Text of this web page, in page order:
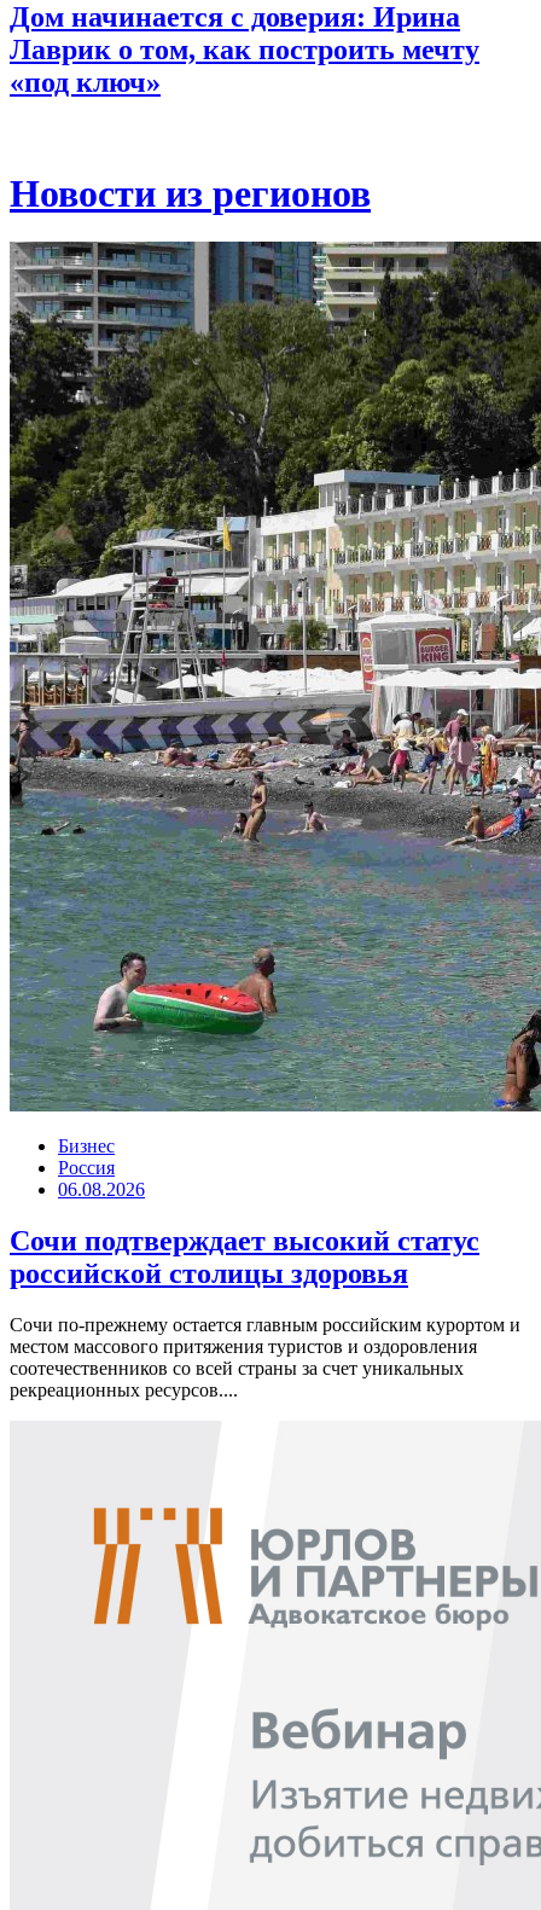
Дом начинается с доверия: Ирина
Лаврик о том, как построить мечту
«под ключ»
Новости из регионов
Бизнес
Россия
06.08.2026
Сочи подтверждает высокий статус
российской столицы здоровья
Сочи по-прежнему остается главным российским курортом и
местом массового притяжения туристов и оздоровления
соотечественников со всей страны за счет уникальных
рекреационных ресурсов....